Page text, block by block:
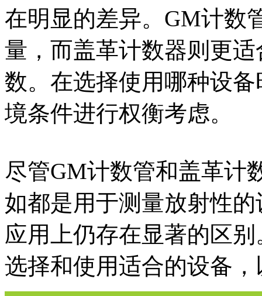
在明显的差异。GM计数
量，而盖革计数器则更
数。在选择使用哪种设
境条件进行权衡考虑。
尽管GM计数管和盖革计
如都是用于测量放射性
应用上仍存在显著的区
选择和使用适合的设备